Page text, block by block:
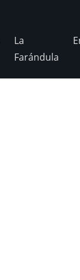
La
Farándula